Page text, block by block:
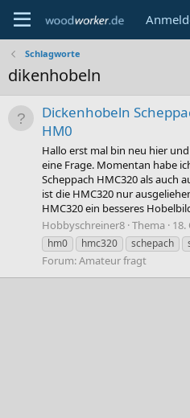
Schlagworte
dikenhobeln
Dickenhobeln
HM0
Hallo erst mal bin neu hier
eine Frage. Momentan habe
Scheppach HMC320 als auch
ist die HMC320 nur
HMC320 ein besseres
Hobbyschreiner8 Thema
hm0
hmc320 schepach
Forum:Amateur fragt